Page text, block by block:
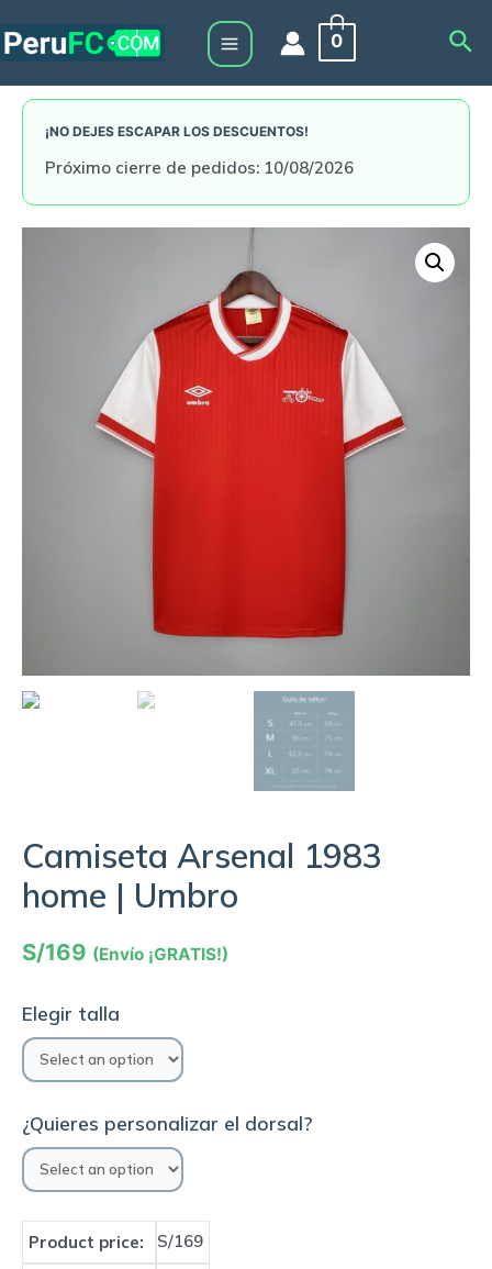
to
Main
Menu
0
¡NO DEJES ESCAPAR LOS DESCUENTOS!
Próximo cierre de pedidos: 10/08/2026
Camiseta Arsenal 1983
home | Umbro
S/169 (Envío ¡GRATIS!)
Elegir talla
¿Quieres personalizar el dorsal?
Product price: S/169